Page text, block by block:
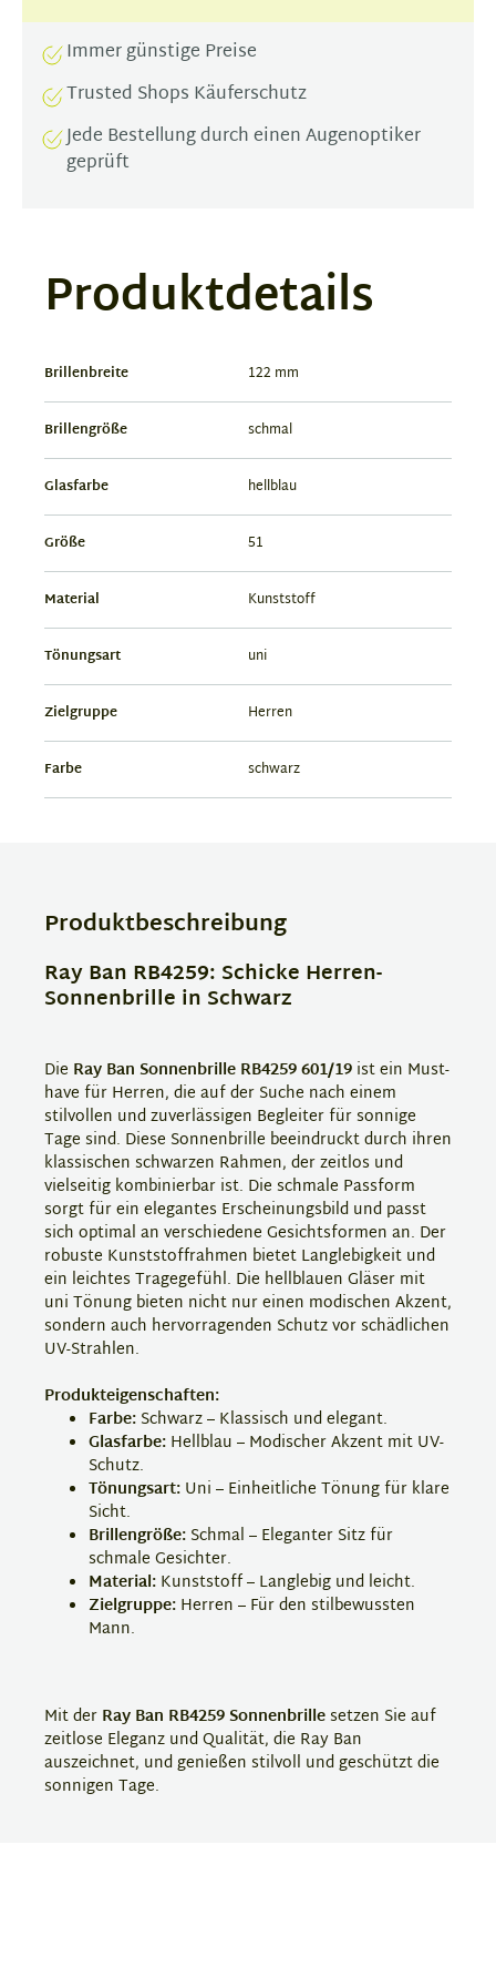
Immer günstige Preise
Trusted Shops Käuferschutz
Jede Bestellung durch einen Augenoptiker
geprüft
Produktdetails
Brillenbreite 122 mm
Brillengröße schmal
Glasfarbe hellblau
Größe 51
Material Kunststoff
Tönungsart uni
Zielgruppe Herren
Farbe schwarz
Produktbeschreibung
Ray Ban RB4259: Schicke Herren-
Sonnenbrille in Schwarz
Die Ray Ban Sonnenbrille RB4259 601/19 ist ein Must-
have für Herren, die auf der Suche nach einem
stilvollen und zuverlässigen Begleiter für sonnige
Tage sind. Diese Sonnenbrille beeindruckt durch ihren
klassischen schwarzen Rahmen, der zeitlos und
vielseitig kombinierbar ist. Die schmale Passform
sorgt für ein elegantes Erscheinungsbild und passt
sich optimal an verschiedene Gesichtsformen an. Der
robuste Kunststoffrahmen bietet Langlebigkeit und
ein leichtes Tragegefühl. Die hellblauen Gläser mit
uni Tönung bieten nicht nur einen modischen Akzent,
sondern auch hervorragenden Schutz vor schädlichen
UV-Strahlen.
Produkteigenschaften:
Farbe: Schwarz – Klassisch und elegant.
Glasfarbe: Hellblau – Modischer Akzent mit UV-
Schutz.
Tönungsart: Uni – Einheitliche Tönung für klare
Sicht.
Brillengröße: Schmal – Eleganter Sitz für
schmale Gesichter.
Material: Kunststoff – Langlebig und leicht.
Zielgruppe: Herren – Für den stilbewussten
Mann.
Mit der Ray Ban RB4259 Sonnenbrillesetzen Sie auf
zeitlose Eleganz und Qualität, die Ray Ban
auszeichnet, und genießen stilvoll und geschützt die
sonnigen Tage.